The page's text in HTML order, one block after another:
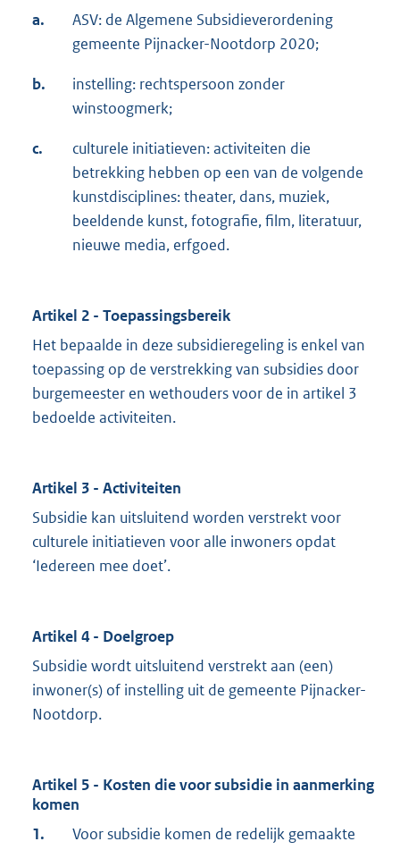
a.
ASV: de Algemene Subsidieverordening
gemeente Pijnacker-Nootdorp 2020;
b.
instelling: rechtspersoon zonder
winstoogmerk;
c.
culturele initiatieven: activiteiten die
betrekking hebben op een van de volgende
kunstdisciplines: theater, dans, muziek,
beeldende kunst, fotografie, film, literatuur,
nieuwe media, erfgoed.
Artikel 2 - Toepassingsbereik
Het bepaalde in deze subsidieregeling is enkel van
toepassing op de verstrekking van subsidies door
burgemeester en wethouders voor de in artikel 3
bedoelde activiteiten.
Artikel 3 - Activiteiten
Subsidie kan uitsluitend worden verstrekt voor
culturele initiatieven voor alle inwoners opdat
‘Iedereen mee doet’.
Artikel 4 - Doelgroep
Subsidie wordt uitsluitend verstrekt aan (een)
inwoner(s) of instelling uit de gemeente Pijnacker-
Nootdorp.
Artikel 5 - Kosten die voor subsidie in aanmerking
komen
1.
Voor subsidie komen de redelijk gemaakte